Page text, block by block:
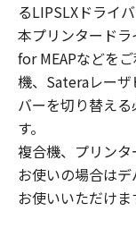
るLIPSLXドライバ
本プリンタード
for MEAPなどを
機、Sateraレー
バーを切り替え
す。
複合機、プリン
お使いの場合は
お使いいただけま